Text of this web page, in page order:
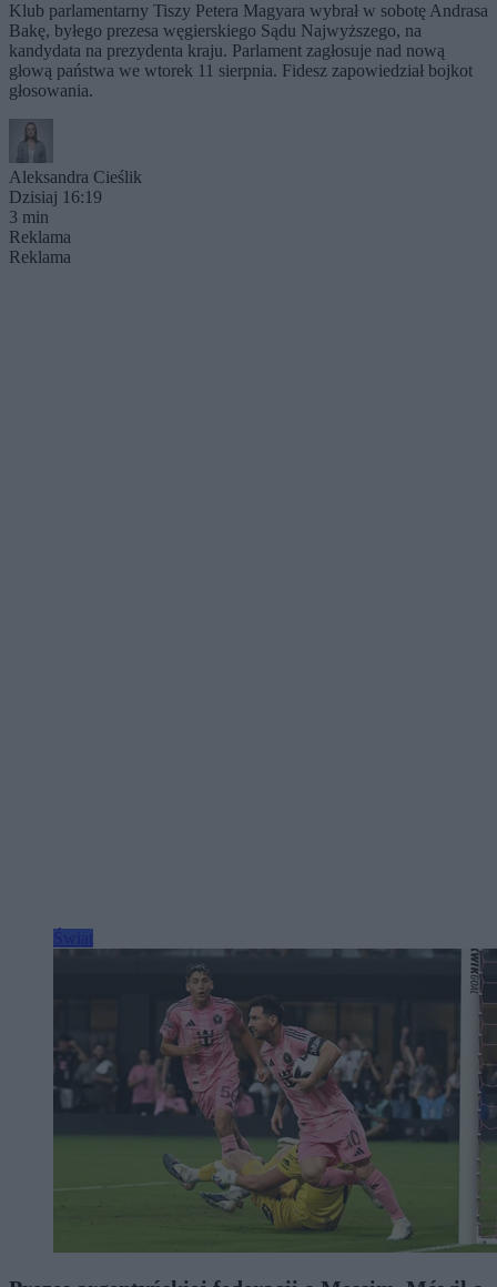
Klub parlamentarny Tiszy Petera Magyara wybrał w sobotę Andrasa
Bakę, byłego prezesa węgierskiego Sądu Najwyższego, na
kandydata na prezydenta kraju. Parlament zagłosuje nad nową
głową państwa we wtorek 11 sierpnia. Fidesz zapowiedział bojkot
głosowania.
Aleksandra Cieślik
Dzisiaj 16:19
3 min
Reklama
Reklama